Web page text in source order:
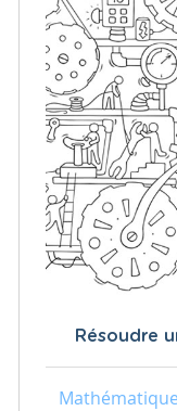
Résoudre